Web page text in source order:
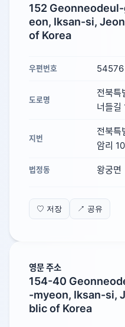
152
eon, Iksan-si,
of Korea
우편번호 54576
도로명
전북특
너들길
지번
전북특
암리
법정동 왕궁면
♡ 저장 ↗ 공유
영문 주소
154-40
-myeon, Iksan-si,
blic of Korea